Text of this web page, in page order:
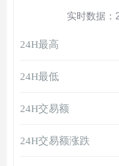
实时数据：
24H最高
24H最低
24H交易额
24H交易额涨跌